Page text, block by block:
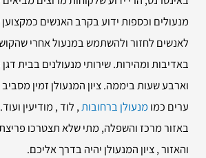
מנעולים וכספות ידוע בקרב האנשים כמקצוען
לאנשים לחזור ולהשתמש במנעול אחרי
באדיבות ומהירות. שירותי מנעולנים בבית
וארבע שעות ביממה. ציון המנעולן זמין
ערים כמו מנעולן ברחובות, לוד , מודיעין
באזור מרכז והשפלה, מתי שלא תצטרכו
והאזור , ציון המנעולן יהיה בדרך אליכם.